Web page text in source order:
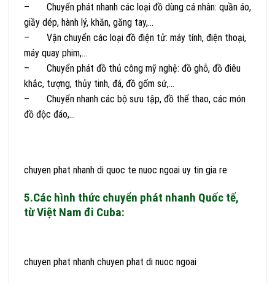
– Chuyển phát nhanh các loại đồ dùng cá nhân: quần áo,
giầy dép, hành lý, khăn, găng tay,…
– Vận chuyển các loại đồ điện tử: máy tính, điện thoại,
máy quay phim,…
– Chuyển phát đồ thủ công mỹ nghệ: đồ ghỗ, đồ điêu
khắc, tượng, thủy tinh, đá, đồ gốm sứ,…
– Chuyển nhanh các bộ sưu tập, đồ thể thao, các món
đồ độc đáo,…
chuyen phat nhanh di quoc te nuoc ngoai uy tin gia re
5.Các hình thức chuyển phát nhanh Quốc tế,
từ Việt Nam đi Cuba:
chuyen phat nhanh chuyen phat di nuoc ngoai